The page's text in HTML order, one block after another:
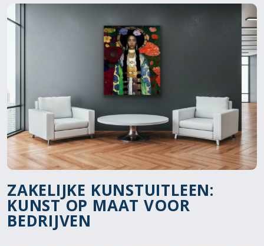
ZAKELIJKE KUNSTUITLEEN:
KUNST OP MAAT VOOR
BEDRIJVEN